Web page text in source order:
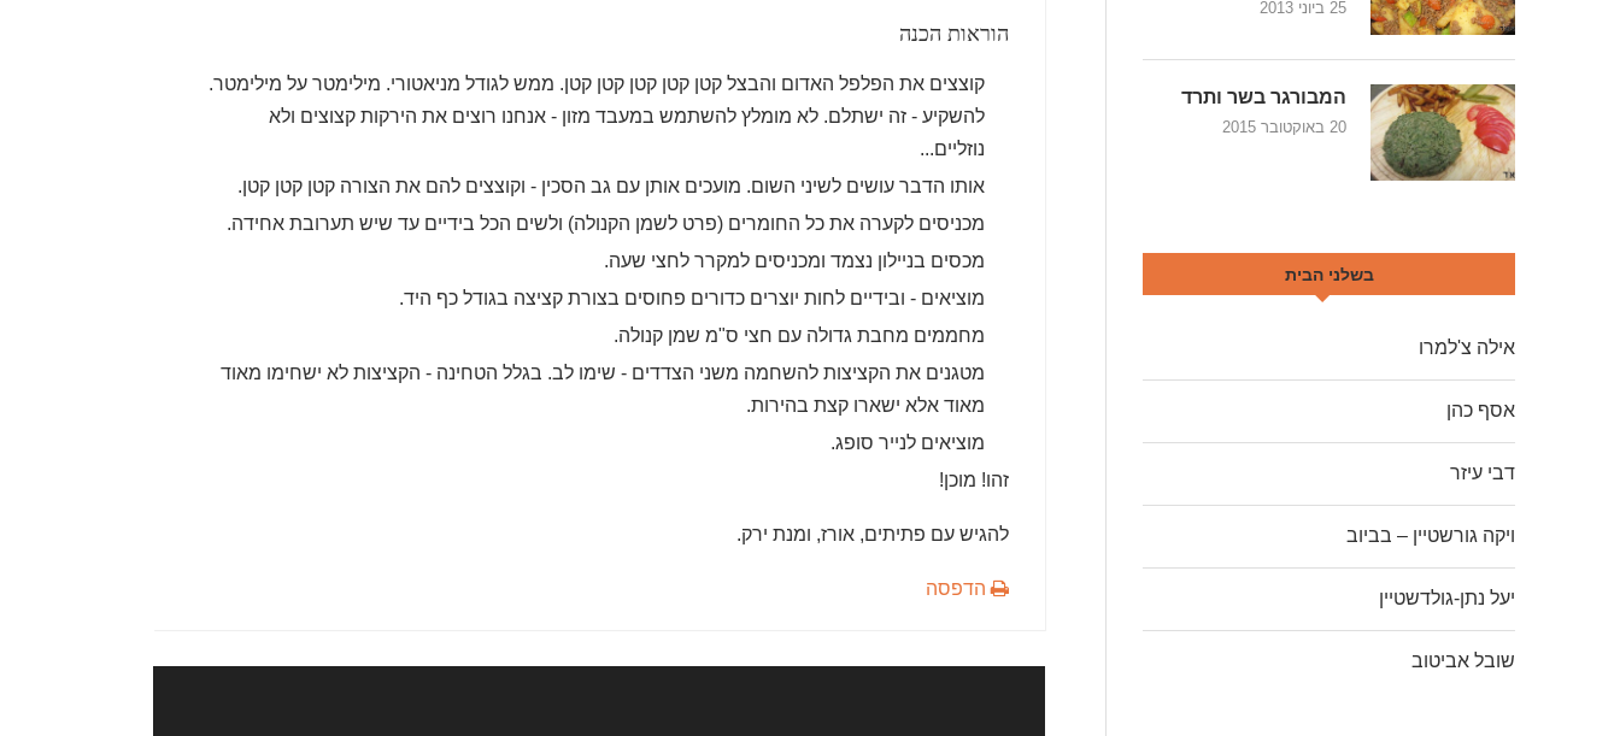
הוראות הכנה
קוצצים את הפלפל האדום והבצל קטן קטן קטן קטן קטן. ממש לגודל מניאטורי. מילימטר על מילימטר.
להשקיע - זה ישתלם. לא מומלץ להשתמש במעבד מזון - אנחנו רוצים את הירקות קצוצים ולא
נוזליים...
אותו הדבר עושים לשיני השום. מועכים אותן עם גב הסכין - וקוצצים להם את הצורה קטן קטן קטן.
מכניסים לקערה את כל החומרים (פרט לשמן הקנולה) ולשים הכל בידיים עד שיש תערובת אחידה.
מכסים בניילון נצמד ומכניסים למקרר לחצי שעה.
מוציאים - ובידיים לחות יוצרים כדורים פחוסים בצורת קציצה בגודל כף היד.
מחממים מחבת גדולה עם חצי ס"מ שמן קנולה.
מטגנים את הקציצות להשחמה משני הצדדים - שימו לב. בגלל הטחינה - הקציצות לא ישחימו מאוד
מאוד אלא ישארו קצת בהירות.
מוציאים לנייר סופג.
זהו! מוכן!
להגיש עם פתיתים, אורז, ומנת ירק.
הדפסה
25 ביוני 2013
המבורגר בשר ותרד
20 באוקטובר 2015
בשלני הבית
אילה צ'למרו
אסף כהן
דבי עיזר
ויקה גורשטיין – בביוב
יעל נתן-גולדשטיין
שובל אביטוב